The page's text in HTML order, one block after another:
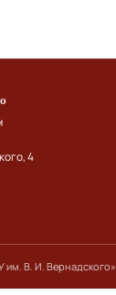
4
им. В. И. Вернадского»